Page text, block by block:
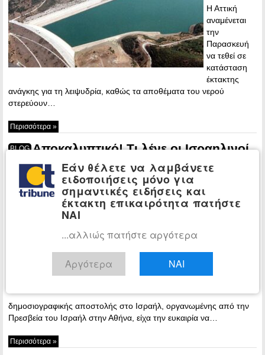
Η Αττική
αναμένεται
την
Παρασκευή
να τεθεί σε
κατάσταση
έκτακτης
ανάγκης για τη λειψυδρία, καθώς τα αποθέματα του νερού
στερεύουν…
Περισσότερα »
BLOG Αποκαλυπτικό! Τι λένε οι Ισραηλινοί
για την Τουρκία – Καθαρές κουβέντες
26 November,
δημοσιογραφικής αποστολής στο Ισραήλ, οργανωμένης από την
Πρεσβεία του Ισραήλ στην Αθήνα, είχα την ευκαιρία να…
Περισσότερα »
Εάν θέλετε να λαμβάνετε
ειδοποιήσεις μόνο για
σημαντικές ειδήσεις και
έκτακτη επικαιρότητα πατήστε
ΝΑΙ
...αλλιώς πατήστε αργότερα
Αργότερα ΝΑΙ